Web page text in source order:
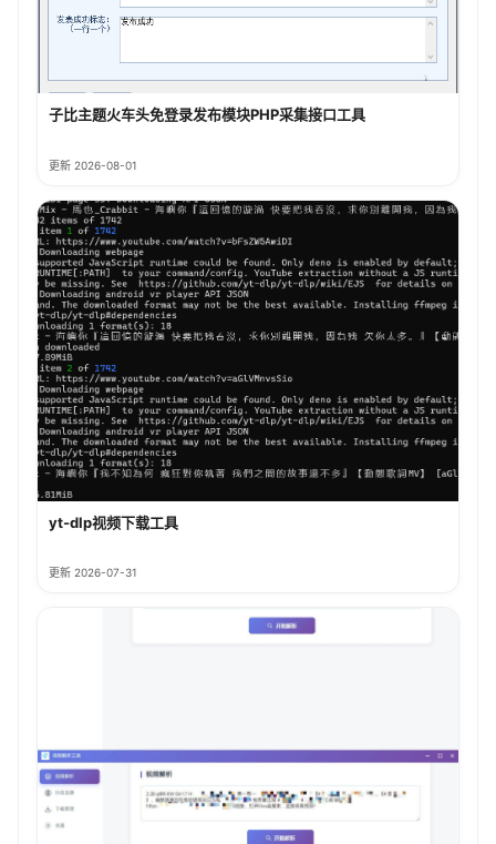
子比主题火车头免登录发布模块PHP采集接口工具
更新 2026-08-01
yt-dlp视频下载工具
更新 2026-07-31